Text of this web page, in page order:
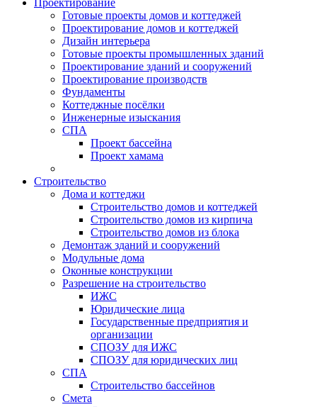
Проектирование
Готовые проекты домов и коттеджей
Проектирование домов и коттеджей
Дизайн интерьера
Готовые проекты промышленных зданий
Проектирование зданий и сооружений
Проектирование производств
Фундаменты
Коттеджные посёлки
Инженерные изыскания
СПА
Проект бассейна
Проект хамама
Строительство
Дома и коттеджи
Строительство домов и коттеджей
Строительство домов из кирпича
Строительство домов из блока
Демонтаж зданий и сооружений
Модульные дома
Оконные конструкции
Разрешение на строительство
ИЖС
Юридические лица
Государственные предприятия и
организации
СПОЗУ для ИЖС
СПОЗУ для юридических лиц
СПА
Строительство бассейнов
Смета